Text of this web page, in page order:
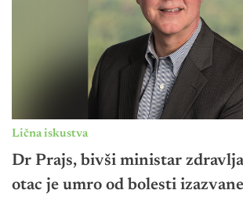
Lična iskustva
Dr Prajs, bivši ministar
otac je umro od bolesti